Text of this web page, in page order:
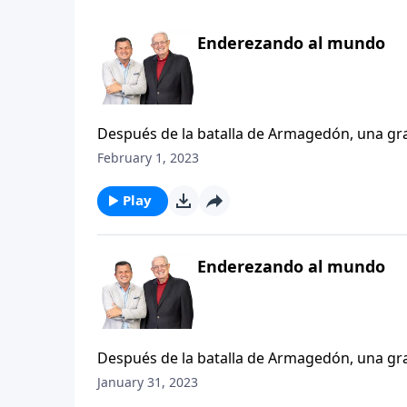
Enderezando al mundo
Después de la batalla de Armagedón, una
atado y arrojado al abismo por mil años.
al lago de fuego y azufre para siempre.
February 1, 2023
Play
Enderezando al mundo
Después de la batalla de Armagedón, una
atado y arrojado al abismo por mil años.
January 31, 2023